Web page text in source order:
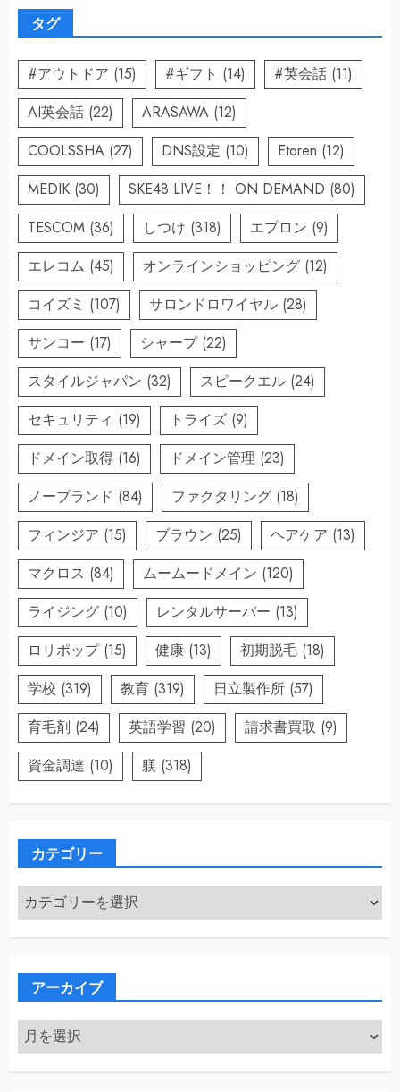
タグ
#アウトドア (15) #ギフト (14) #英会話 (11)
AI英会話 (22) ARASAWA (12)
COOLSSHA (27) DNS設定 (10) Etoren (12)
MEDIK (30) SKE48 LIVE！！ ON DEMAND (80)
TESCOM (36) しつけ (318) エプロン (9)
エレコム (45) オンラインショッピング (12)
コイズミ (107) サロンドロワイヤル (28)
サンコー (17) シャープ(22)
スタイルジャパン (32) スピークエル (24)
セキュリティ (19) トライズ (9)
ドメイン取得 (16) ドメイン管理 (23)
ノーブランド (84) ファクタリング (18)
フィンジア (15) ブラウン (25) ヘアケア (13)
マクロス (84) ムームードメイン (120)
ライジング (10) レンタルサーバー (13)
ロリポップ(15) 健康 (13) 初期脱毛 (18)
学校 (319) 教育 (319) 日立製作所 (57)
育毛剤 (24) 英語学習 (20) 請求書買取 (9)
資金調達 (10) 躾 (318)
カテゴリー
カ
テ
ゴ
アーカイブ
ア
ー
カ